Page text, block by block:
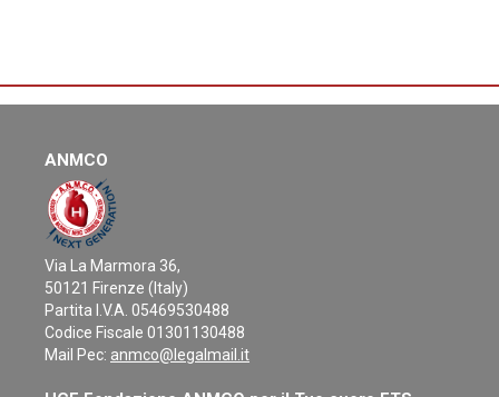
ANMCO
Via La Marmora 36,
50121 Firenze (Italy)
Partita I.V.A. 05469530488
Codice Fiscale 01301130488
Mail Pec: anmco@legalmail.it